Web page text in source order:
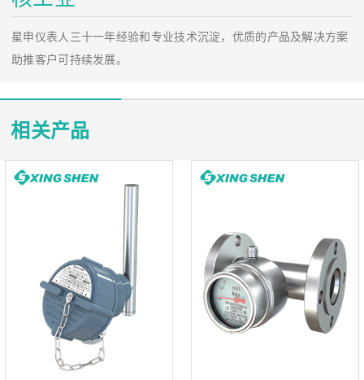
星申仪表人三十一年经验和专业技术沉淀，优质的产品及解决方案
助推客户可持续发展。
相关产品